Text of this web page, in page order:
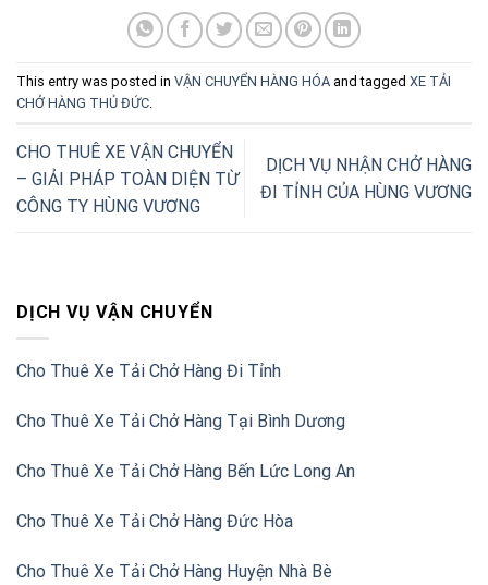
DỊCH VỤ VẬN CHUYỂN
Cho Thuê Xe Tải Chở Hàng Đi Tỉnh
Cho Thuê Xe Tải Chở Hàng Tại Bình Dương
Cho Thuê Xe Tải Chở Hàng Bến Lức Long An
Cho Thuê Xe Tải Chở Hàng Đức Hòa
Cho Thuê Xe Tải Chở Hàng Huyện Nhà Bè
This entry was posted in VẬN CHUYỂN HÀNG HÓA and tagged XE TẢI
CHỞ HÀNG THỦ ĐỨC
CHO THUÊ XE VẬN CHUYỂN
– GIẢI PHÁP TOÀN DIỆN TỪ
CÔNG TY HÙNG VƯƠNG
DỊCH VỤ NHẬN CHỞ HÀNG
ĐI TỈNH CỦA HÙNG VƯƠNG